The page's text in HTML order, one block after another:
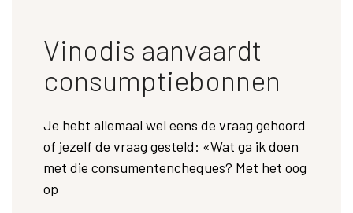
Vinodis aanvaardt
consumptiebonnen
Je hebt allemaal wel eens de vraag gehoord
of jezelf de vraag gesteld: «Wat ga ik doen
met die consumentencheques? Met het oog
op